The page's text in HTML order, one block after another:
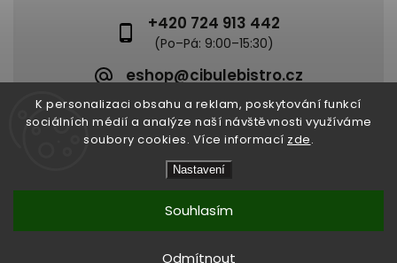
K personalizaci obsahu a reklam, poskytování funkcí
sociálních médií a analýze naší návštěvnosti využíváme
soubory cookies. Více informací zde.
Nastavení
Odmítnout
Souhlasím
+420 724 913 442
eshop@cibulebistro.cz
Cibule Bistro. Všechna práva vyhrazena.
Upravit nastavení cookies
| Design